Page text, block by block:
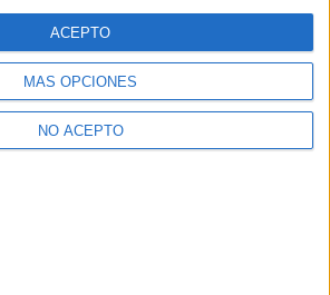
MÁS OPCIONES
NO ACEPTO
ACEPTO
III de Madrid